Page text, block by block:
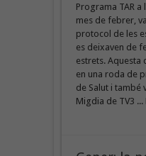
Programa TAR a
mes de febrer,
protocol de les
es deixaven de
estrets. Aquesta
en una roda de
de Salut i també
Migdia de TV3 ...